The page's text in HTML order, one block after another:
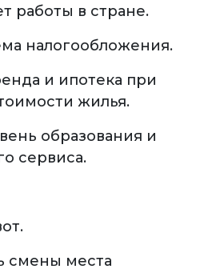
работы в стране.
налогообложения.
и ипотека при
жилья.
образования и
сервиса.
смены места